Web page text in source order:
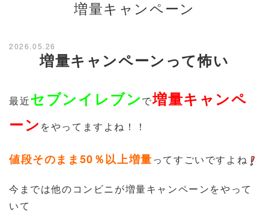
増量キャンペーン
2026.05.26
増量キャンペーンって怖い
最近セブンイレブンで増量キャンペ
ーン をやってますよね！！
値段そのまま50％以上増量ってすごいですよね
今までは他のコンビニが増量キャンペーンをやって
いて